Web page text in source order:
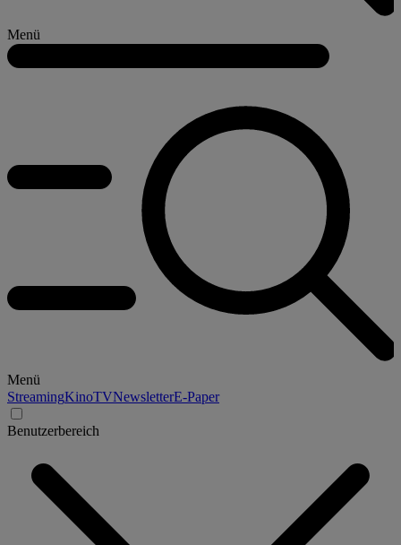
Menü
Menü
StreamingKinoTVNewsletterE-Paper
Benutzerbereich